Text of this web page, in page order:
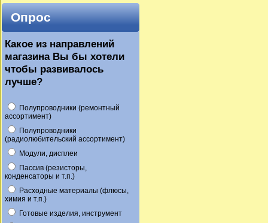
Опрос
Какое из направлений
магазина Вы бы хотели
чтобы развивалось
лучше?
Полупроводники (ремонтный
ассортимент)
Полупроводники
(радиолюбительский ассортимент)
Модули, дисплеи
Пассив (резисторы,
конденсаторы и т.п.)
Расходные материалы (флюсы,
химия и т.п.)
Готовые изделия, инструмент